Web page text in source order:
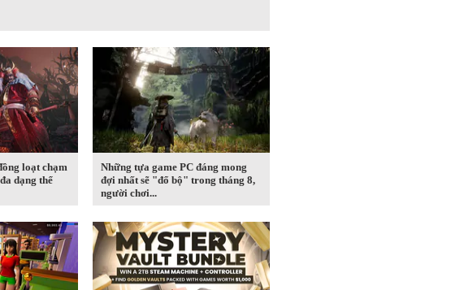
loạt chạm
dạng thể
Những tựa game PC đáng mong
đợi nhất sẽ "đổ bộ" trong tháng 8,
người chơi...